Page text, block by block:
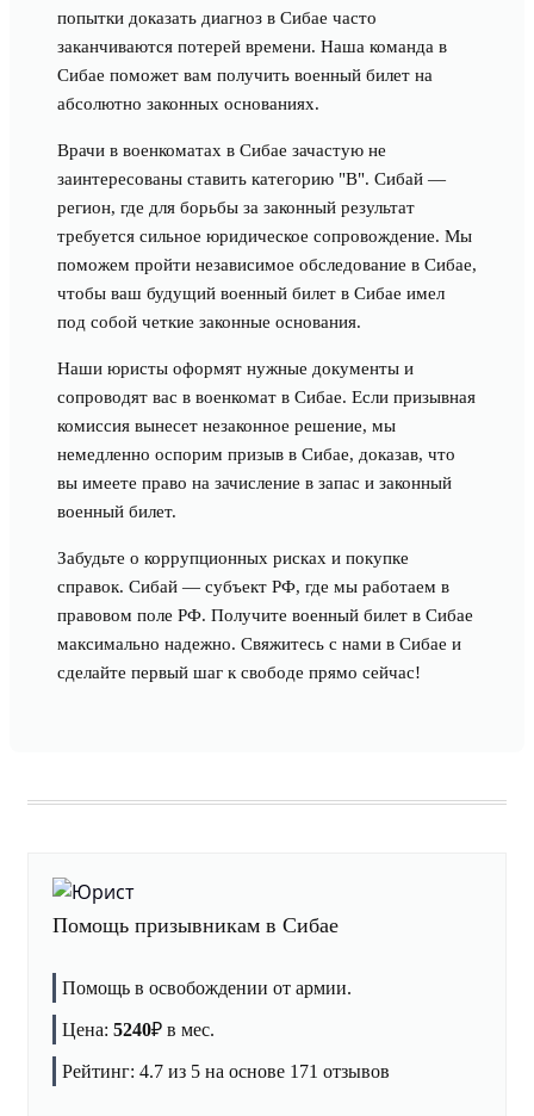
попытки доказать диагноз в Сибае часто
заканчиваются потерей времени. Наша команда в
Сибае поможет вам получить военный билет на
абсолютно законных основаниях.
Врачи в военкоматах в Сибае зачастую не
заинтересованы ставить категорию "В". Сибай —
регион, где для борьбы за законный результат
требуется сильное юридическое сопровождение. Мы
поможем пройти независимое обследование в Сибае,
чтобы ваш будущий военный билет в Сибае имел
под собой четкие законные основания.
Наши юристы оформят нужные документы и
сопроводят вас в военкомат в Сибае. Если призывная
комиссия вынесет незаконное решение, мы
немедленно оспорим призыв в Сибае, доказав, что
вы имеете право на зачисление в запас и законный
военный билет.
Забудьте о коррупционных рисках и покупке
справок. Сибай — субъект РФ, где мы работаем в
правовом поле РФ. Получите военный билет в Сибае
максимально надежно. Свяжитесь с нами в Сибае и
сделайте первый шаг к свободе прямо сейчас!
Помощь призывникам в Сибае
Помощь в освобождении от армии.
Цена: 5240₽ в мес.
Рейтинг: 4.7 из 5 на основе 171 отзывов